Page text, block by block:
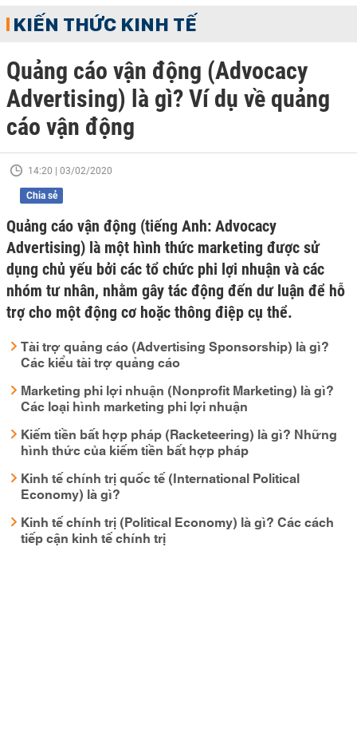
KIẾN THỨC KINH TẾ
Quảng cáo vận động (Advocacy
Advertising) là gì? Ví dụ về quảng
cáo vận động
14:20 | 03/02/2020
Chia sẻ
Quảng cáo vận động (tiếng Anh: Advocacy
Advertising) là một hình thức marketing được sử
dụng chủ yếu bởi các tổ chức phi lợi nhuận và các
nhóm tư nhân, nhằm gây tác động đến dư luận để hỗ
trợ cho một động cơ hoặc thông điệp cụ thể.
Tài trợ quảng cáo (Advertising Sponsorship) là gì?
Các kiểu tài trợ quảng cáo
Marketing phi lợi nhuận (Nonprofit Marketing) là gì?
Các loại hình marketing phi lợi nhuận
Kiếm tiền bất hợp pháp (Racketeering) là gì? Những
hình thức của kiếm tiền bất hợp pháp
Kinh tế chính trị quốc tế (International Political
Economy) là gì?
Kinh tế chính trị (Political Economy) là gì? Các cách
tiếp cận kinh tế chính trị